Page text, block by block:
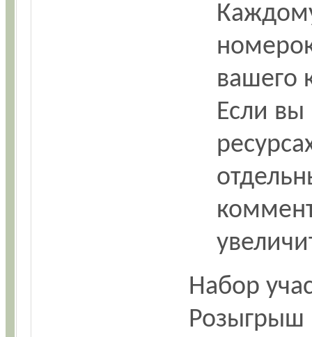
вашего
Если
Набор
Розыгрыш